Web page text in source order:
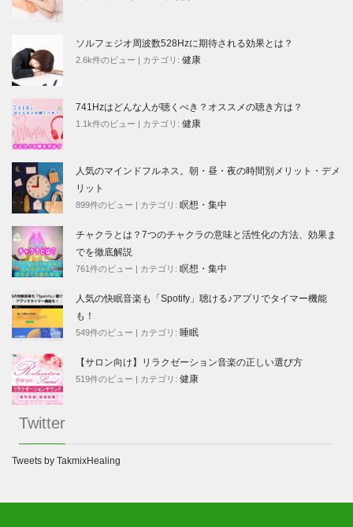
ソルフェジオ周波数528Hzに期待される効果とは？
2.6k件のビュー カテゴリ: 健康
741Hzはどんな人が聴くべき？オススメの聴き方は？
1.1k件のビュー カテゴリ: 健康
人気のマインドフルネス。朝・昼・夜の時間別メリット・デメ
リット
899件のビュー カテゴリ: 瞑想・集中
チャクラとは？7つのチャクラの意味と活性化の方法、効果ま
でを徹底解説
761件のビュー カテゴリ: 瞑想・集中
人気の快眠音楽も「Spotify」聴ける♪アプリでタイマー機能
も！
549件のビュー カテゴリ: 睡眠
【サロン向け】リラクゼーション音楽の正しい選び方
519件のビュー カテゴリ: 健康
Twitter
Tweets by TakmixHealing